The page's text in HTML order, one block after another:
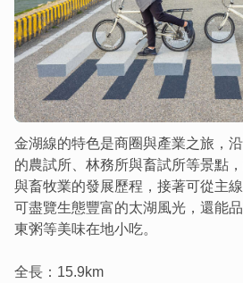
金湖線的特色是商圈與產業之旅，
的農試所、林務所與畜試所等景點
與畜牧業的發展歷程，接著可從主
可盡覽生態豐富的太湖風光，還能
東粥等美味在地小吃。
全長：15.9km